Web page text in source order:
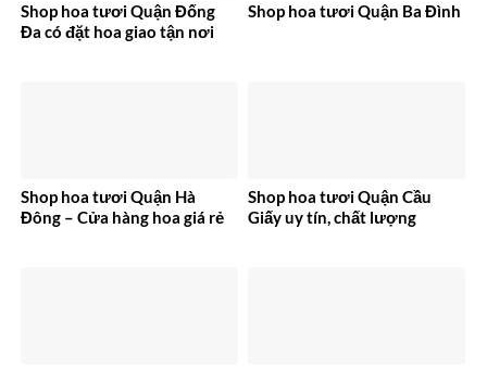
Shop hoa tươi Quận Đống
Đa có đặt hoa giao tận nơi
Shop hoa tươi Quận Ba Đình
Shop hoa tươi Quận Hà
Đông – Cửa hàng hoa giá rẻ
Shop hoa tươi Quận Cầu
Giấy uy tín, chất lượng